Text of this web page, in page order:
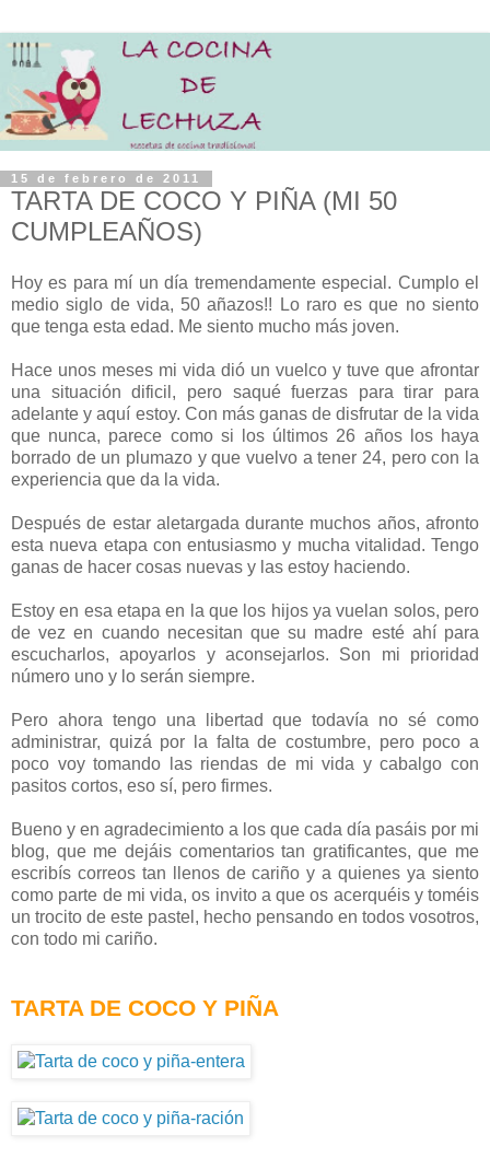
15 de febrero de 2011
TARTA DE COCO Y PIÑA (MI 50
CUMPLEAÑOS)
Hoy es para mí un día tremendamente especial. Cumplo el
medio siglo de vida, 50 añazos!! Lo raro es que no siento
que tenga esta edad. Me siento mucho más joven.
Hace unos meses mi vida dió un vuelco y tuve que afrontar
una situación dificil, pero saqué fuerzas para tirar para
adelante y aquí estoy. Con más ganas de disfrutar de la vida
que nunca, parece como si los últimos 26 años los haya
borrado de un plumazo y que vuelvo a tener 24, pero con la
experiencia que da la vida.
Después de estar aletargada durante muchos años, afronto
esta nueva etapa con entusiasmo y mucha vitalidad. Tengo
ganas de hacer cosas nuevas y las estoy haciendo.
Estoy en esa etapa en la que los hijos ya vuelan solos, pero
de vez en cuando necesitan que su madre esté ahí para
escucharlos, apoyarlos y aconsejarlos. Son mi prioridad
número uno y lo serán siempre.
Pero ahora tengo una libertad que todavía no sé como
administrar, quizá por la falta de costumbre, pero poco a
poco voy tomando las riendas de mi vida y cabalgo con
pasitos cortos, eso sí, pero firmes.
Bueno y en agradecimiento a los que cada día pasáis por mi
blog, que me dejáis comentarios tan gratificantes, que me
escribís correos tan llenos de cariño y a quienes ya siento
como parte de mi vida, os invito a que os acerquéis y toméis
un trocito de este pastel, hecho pensando en todos vosotros,
con todo mi cariño.
TARTA DE COCO Y PIÑA